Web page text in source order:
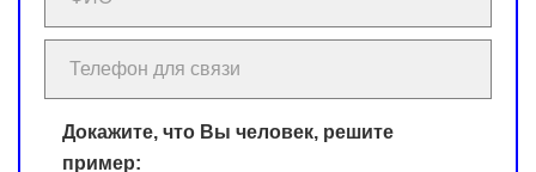
Докажите, что Вы человек, решите
пример: